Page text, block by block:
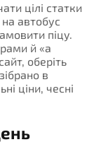
цілі статки
автобус
піцу.
й «а
оберіть
в
ціни, чесні